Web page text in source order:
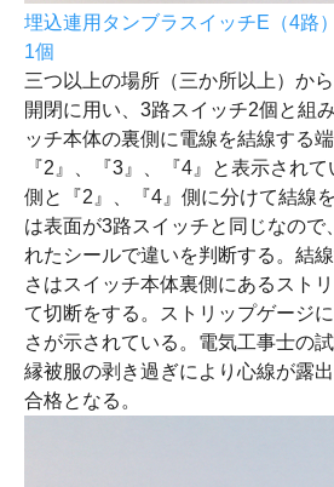
埋込連用タンブラスイッチE（4路）
1個
三つ以上の場所（三か所以上）か
開閉に用い、3路スイッチ2個と組
ッチ本体の裏側に電線を結線する
『2』、『3』、『4』と表示されて
側と『2』、『4』側に分けて結線
は表面が3路スイッチと同じなので
れたシールで違いを判断する。結
さはスイッチ本体裏側にあるスト
て切断をする。ストリップゲージ
さが示されている。電気工事士の
縁被服の剥き過ぎにより心線が露
合格となる。